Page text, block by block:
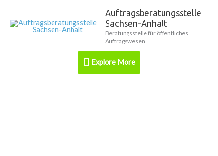
Inhalt
Auftragsberatungsstelle
Sachsen-Anhalt
Beratungsstelle für öffentliches
Auftragswesen
Explore
More
Explore More